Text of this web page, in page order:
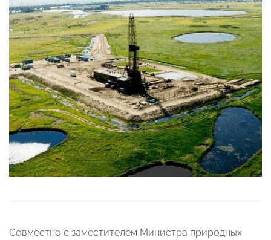
Совместно с заместителем Министра природных